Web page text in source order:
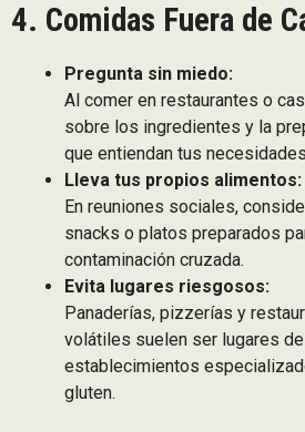
4. Comidas Fuera de
Pregunta sin miedo:
Al comer en restaurantes o
sobre los ingredientes y la
que entiendan tus
Lleva tus propios alimentos:
En reuniones sociales,
snacks o platos preparados
contaminación cruzada.
Evita lugares riesgosos:
Panaderías, pizzerías y
volátiles suelen ser lugares
establecimientos
gluten.